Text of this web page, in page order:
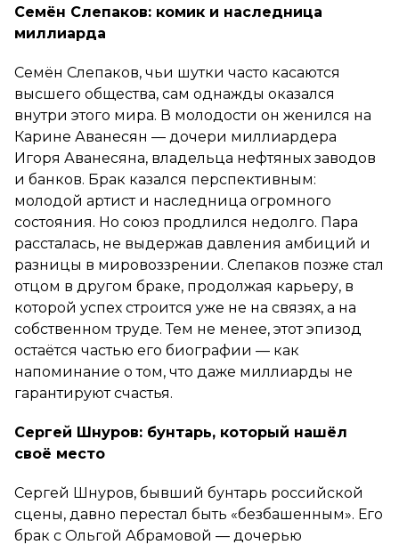
Семён Слепаков: комик и наследница
миллиарда
Семён Слепаков, чьи шутки часто касаются
высшего общества, сам однажды оказался
внутри этого мира. В молодости он женился на
Карине Аванесян — дочери миллиардера
Игоря Аванесяна, владельца нефтяных заводов
и банков. Брак казался перспективным:
молодой артист и наследница огромного
состояния. Но союз продлился недолго. Пара
рассталась, не выдержав давления амбиций и
разницы в мировоззрении. Слепаков позже стал
отцом в другом браке, продолжая карьеру, в
которой успех строится уже не на связях, а на
собственном труде. Тем не менее, этот эпизод
остаётся частью его биографии — как
напоминание о том, что даже миллиарды не
гарантируют счастья.
Сергей Шнуров: бунтарь, который нашёл
своё место
Сергей Шнуров, бывший бунтарь российской
сцены, давно перестал быть «безбашенным». Его
брак с Ольгой Абрамовой — дочерью